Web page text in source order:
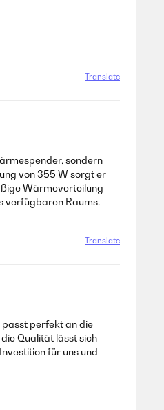
Translate
sondern
von 355 W sorgt er
Wärmeverteilung
verfügbaren Raums.
Translate
passt perfekt an die
Qualität lässt sich
für uns und